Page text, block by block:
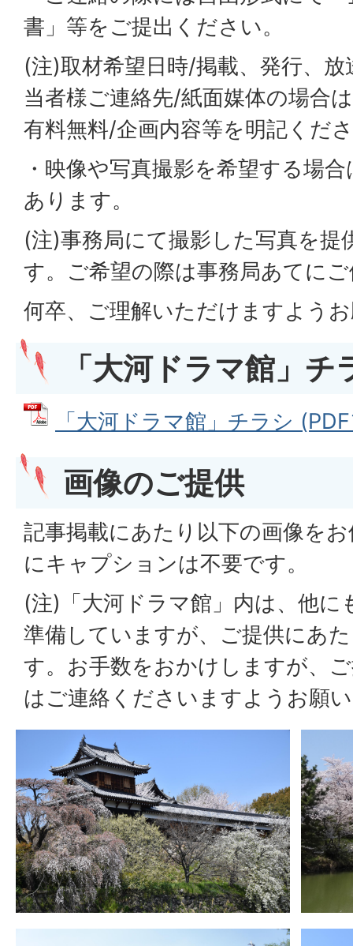
書」等をご提出ください。
(注)取材希望日時/掲載、発行、
当者様ご連絡先/紙面媒体の場合
有料無料/企画内容等を明記くだ
・映像や写真撮影を希望する場
あります。
(注)事務局にて撮影した写真を提
す。ご希望の際は事務局あてに
何卒、ご理解いただけますよう
「大河ドラマ館」チ
「大河ドラマ館」チラシ
画像のご提供
記事掲載にあたり以下の画像を
にキャプションは不要です。
(注)「大河ドラマ館」内は、他に
準備していますが、ご提供にあ
す。お手数をおかけしますが、
はご連絡くださいますようお願